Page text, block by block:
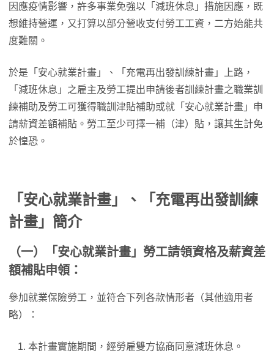
因應疫情影響，許多事業免強以「減班休息」措施因應，既
想維持營運，又打算以部分營收支付勞工工資，二方始能共
度難關。
於是「安心就業計畫」、「充電再出發訓練計畫」上路，
「減班休息」之雇主及勞工提出申請後者訓練計畫之職業訓
練補助及勞工可獲得職訓津貼補助或就「安心就業計畫」申
請薪資差額補貼。勞工至少可擇一補（津）貼，讓其生計免
於惶恐。
「安心就業計畫」、「充電再出發訓練
計畫」簡介
（一）「安心就業計畫」勞工請領資格及薪資差
額補貼申領：
參加就業保險勞工，並符合下列各款情形者（其他適用者
略）：
本計畫實施期間，經勞雇雙方協商同意減班休息。